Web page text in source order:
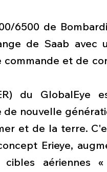
6500 de
de Saab avec
et de
du GlobalEye
nouvelle
et de la terre.
Erieye,
aériennes